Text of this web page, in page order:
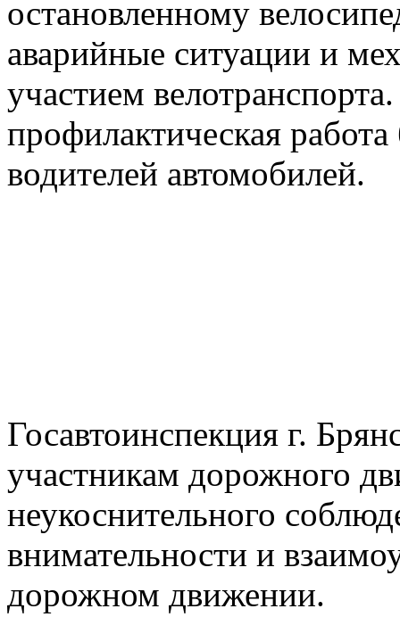
остановленному
аварийные ситуации и
участием
профилактическая
водителей автомобилей.
Госавтоинспекция г.
участникам дорожного
неукоснительного
внимательности и
дорожном движении.